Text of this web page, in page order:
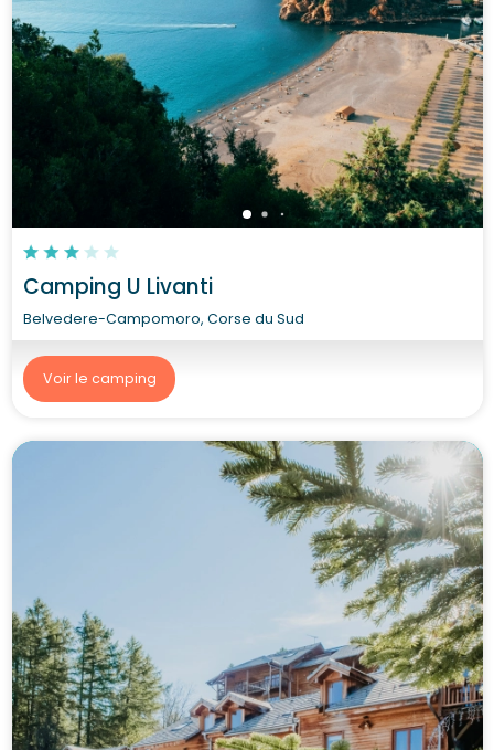
Camping U Livanti
Belvedere-Campomoro, Corse du Sud
Voir le camping